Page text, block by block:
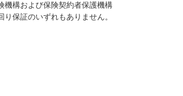
機構および保険契約者保護機構
保証のいずれもありません。